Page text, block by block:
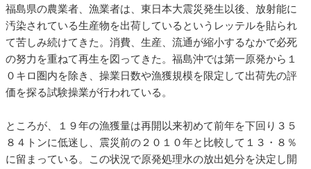
福島県の農業者、漁業者は、東日本大震災発生以後、放射能に
汚染されている生産物を出荷しているというレッテルを貼られ
て苦しみ続けてきた。消費、生産、流通が縮小するなかで必死
の努力を重ねて再生を図ってきた。福島沖では第一原発から１
０キロ圏内を除き、操業日数や漁獲規模を限定して出荷先の評
価を探る試験操業が行われている。
ところが、１９年の漁獲量は再開以来初めて前年を下回り３５
８４トンに低迷し、震災前の２０１０年と比較して１３・８％
に留まっている。この状況で原発処理水の放出処分を決定し開